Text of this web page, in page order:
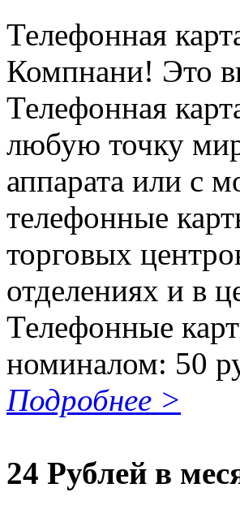
Телефонная
Компнани! Это
Телефонная
любую точку
аппарата или с
телефонные
торговых
отделениях и в
Телефонные
номиналом: 50
Подробнее >
24 Рублей в